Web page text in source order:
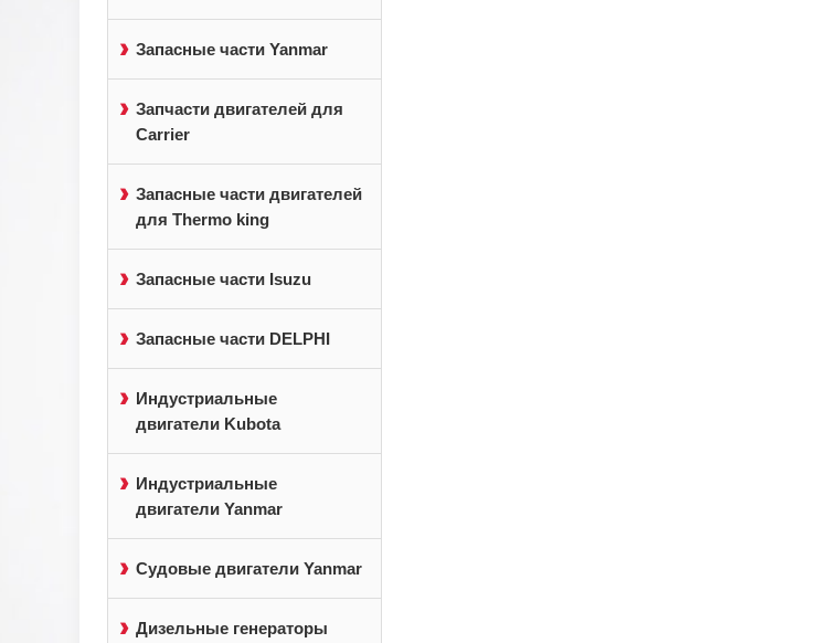
Запасные части Yanmar
Запчасти двигателей для
Carrier
Запасные части двигателей
для Thermo king
Запасные части Isuzu
Запасные части DELPHI
Индустриальные
двигатели Kubota
Индустриальные
двигатели Yanmar
Судовые двигатели Yanmar
Дизельные генераторы